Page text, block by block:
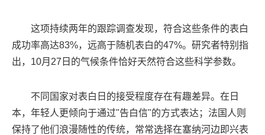
这项持续两年的跟踪调查发现，符合这些条件的表白
成功率高达83%，远高于随机表白的47%。研究者特别指
出，10月27日的气候条件恰好天然符合这些科学参数。
不同国家对表白日的接受程度存在有趣差异。在日
本，年轻人更倾向于通过"告白信"的方式表达；法国人则
保持了他们浪漫随性的传统，常常选择在塞纳河边即兴表